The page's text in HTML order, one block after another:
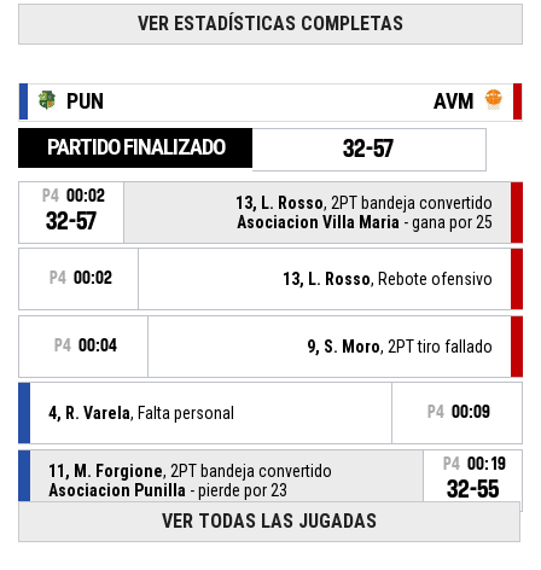
VER ESTADÍSTICAS COMPLETAS
PUN AVM
PARTIDO FINALIZADO 32-57
P4 00:02
32-57
13, L. Rosso, 2PT bandeja convertido
Asociacion Villa Maria - gana por 25
P4 00:02 13, L. Rosso, Rebote ofensivo
P4 00:04 9, S. Moro, 2PT tiro fallado
4, R. Varela, Falta personal P4 00:09
11, M. Forgione, 2PT bandeja convertido
Asociacion Punilla - pierde por 23
P4 00:19
32-55
11, M. Forgione, Rebote ofensivo P4 00:19
VER TODAS LAS JUGADAS